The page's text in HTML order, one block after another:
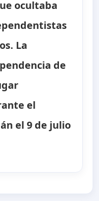
ocultaba
La
de
el
el 9 de julio